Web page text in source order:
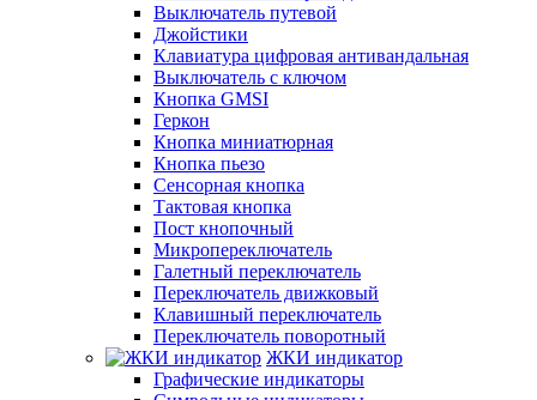
Выключатель путевой
Джойстики
Клавиатура цифровая антивандальная
Выключатель с ключом
Кнопка GMSI
Геркон
Кнопка миниатюрная
Кнопка пьезо
Сенсорная кнопка
Тактовая кнопка
Пост кнопочный
Микропереключатель
Галетный переключатель
Переключатель движковый
Клавишный переключатель
Переключатель поворотный
ЖКИ индикатор
Графические индикаторы